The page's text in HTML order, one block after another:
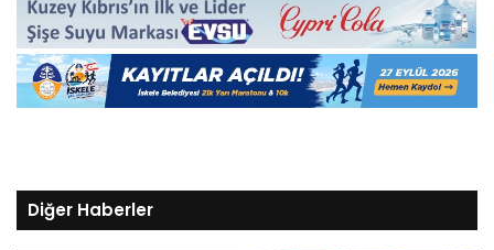
Diğer Haberler